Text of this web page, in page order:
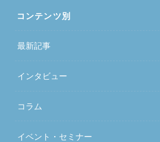
コンテンツ別
最新記事
インタビュー
コラム
イベント・セミナー